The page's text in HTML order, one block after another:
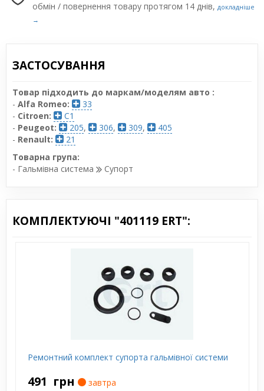
обмін / повернення товару протягом 14 днів, докладніше
→
ЗАСТОСУВАННЯ
Товар підходить до маркам/моделям авто :
- Alfa Romeo:
33
- Citroen:
C1
- Peugeot: 205, 306, 309,
405
- Renault:
21
Товарна група:
- Гальмівна система
Супорт
КОМПЛЕКТУЮЧІ "401119 ERT":
Ремонтний комплект супорта гальмівної системи
491 грн
завтра